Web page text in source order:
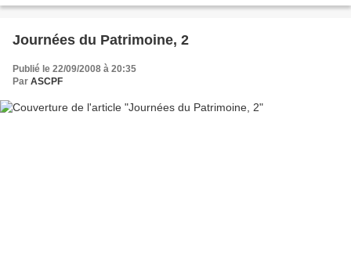
Journées du Patrimoine, 2
Publié le 22/09/2008 à 20:35
Par ASCPF